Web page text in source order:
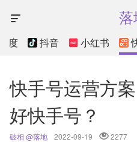
度 抖音 小红书
快手号运营方
好快手号？
破相 @落地 2022-09-19 2277